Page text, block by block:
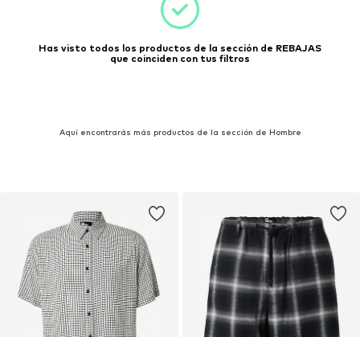
Has visto todos los productos de la sección de REBAJAS
que coinciden con tus filtros
Aquí encontrarás más productos de la sección de Hombre